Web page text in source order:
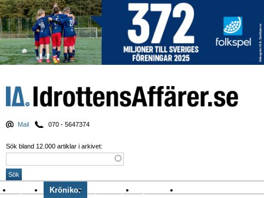
Mail 070 - 5647374
Sök bland 12.000 artiklar i arkivet:
Nyheter Krönikor Sport & spel Nyhetsbrev